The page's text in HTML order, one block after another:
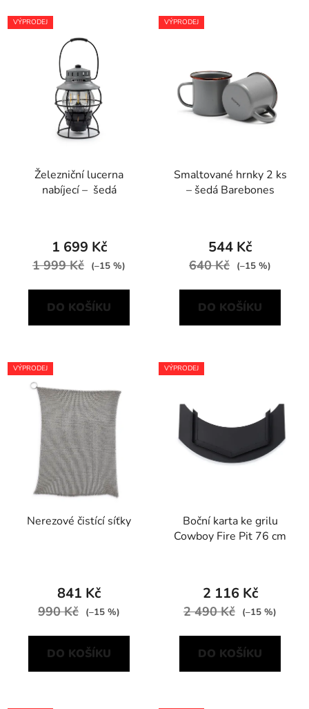
VÝPRODEJ
Železniční lucerna
nabíjecí – šedá
1 699 Kč
1 999 Kč (–15 %)
DO KOŠÍKU
VÝPRODEJ
Smaltované hrnky 2 ks
– šedá Barebones
544 Kč
640 Kč (–15 %)
DO KOŠÍKU
VÝPRODEJ
Nerezové čistící síťky
841 Kč
990 Kč (–15 %)
DO KOŠÍKU
VÝPRODEJ
Boční karta ke grilu
Cowboy Fire Pit 76 cm
2 116 Kč
2 490 Kč (–15 %)
DO KOŠÍKU